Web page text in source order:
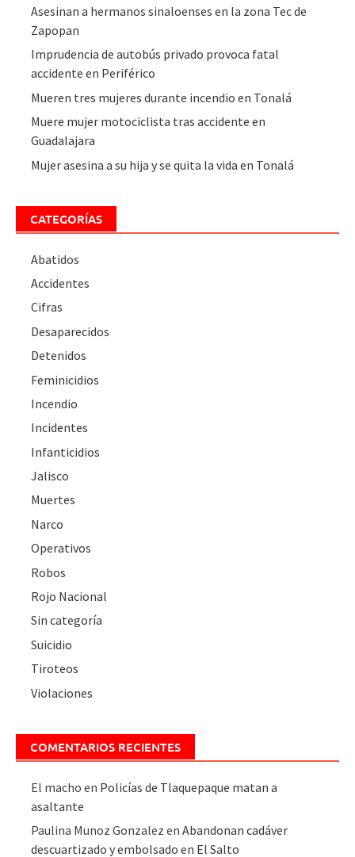
Asesinan a hermanos sinaloenses en la zona Tec de
Zapopan
Imprudencia de autobús privado provoca fatal
accidente en Periférico
Mueren tres mujeres durante incendio en Tonalá
Muere mujer motociclista tras accidente en
Guadalajara
Mujer asesina a su hija y se quita la vida en Tonalá
CATEGORÍAS
Abatidos
Accidentes
Cifras
Desaparecidos
Detenidos
Feminicidios
Incendio
Incidentes
Infanticidios
Jalisco
Muertes
Narco
Operativos
Robos
Rojo Nacional
Sin categoría
Suicidio
Tiroteos
Violaciones
COMENTARIOS RECIENTES
El macho en Policías de Tlaquepaque matan a
asaltante
Paulina Munoz Gonzalez enAbandonan cadáver
descuartizado y embolsado en El Salto